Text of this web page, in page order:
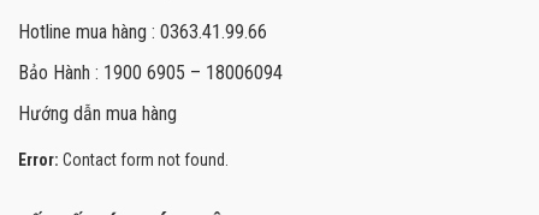
Hotline mua hàng : 0363.41.99.66
Bảo Hành : 1900 6905 – 18006094
Hướng dẫn mua hàng
Error: Contact form not found.